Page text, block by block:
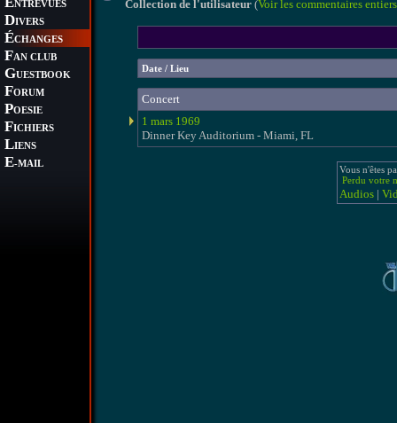
NTREVUES
DIVERS
ÉCHANGES
FAN CLUB
GUESTBOOK
FORUM
POESIE
FICHIERS
LIENS
E-MAIL
Collection de l'utilisateur (Voir les commentaires entiers
Date / Lieu
Concert
1 mars 1969
Dinner Key Auditorium - Miami, FL
Vous n'êtes
Perdu votre
Audios|